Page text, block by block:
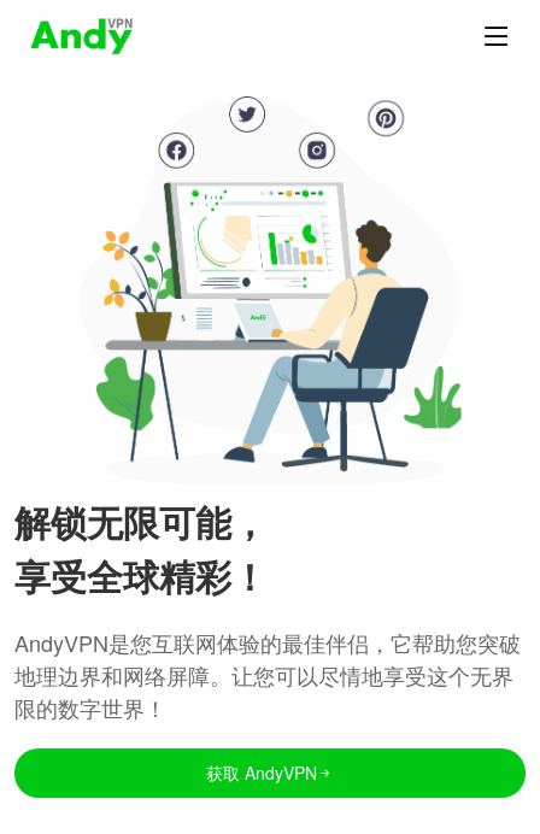
解锁无限可能，
享受全球精彩！
AndyVPN是您互联网体验的最佳伴侣，它帮助您突破
地理边界和网络屏障。让您可以尽情地享受这个无界
限的数字世界！
获取 AndyVPN